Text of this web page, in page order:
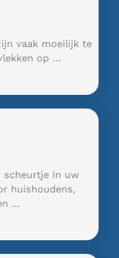
vaak moeilijk te
op …
scheurtje in uw
huishoudens,
…